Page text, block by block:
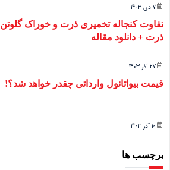
7 دی 1403
تفاوت کنجاله تخمیری ذرت و خوراک گلوتن
ذرت + دانلود مقاله
27 آذر 1403
قیمت بیواتانول وارداتی چقدر خواهد شد؟!
10 آذر 1403
برچسب ها